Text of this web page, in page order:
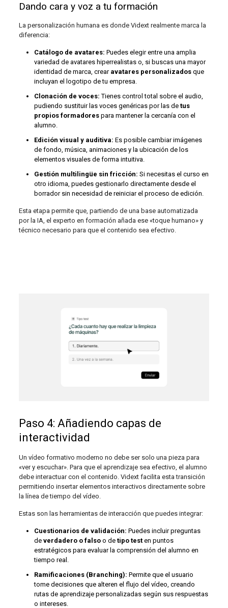
Dando cara y voz a tu formación
La personalización humana es donde Vidext realmente marca la
diferencia:
Catálogo de avatares: Puedes elegir entre una amplia
variedad de avatares hiperrealistas o, si buscas una mayor
identidad de marca, crear avatares personalizadosque
incluyan el logotipo de tu empresa.
Clonación de voces: Tienes control total sobre el audio,
pudiendo sustituir las voces genéricas por las de tus
propios formadorespara mantener la cercanía con el
alumno.
Edición visual y auditiva: Es posible cambiar imágenes
de fondo, música, animaciones y la ubicación de los
elementos visuales de forma intuitiva.
Gestión multilingüe sin fricción: Si necesitas el curso en
otro idioma, puedes gestionarlo directamente desde el
borrador sin necesidad de reiniciar el proceso de edición.
Esta etapa permite que, partiendo de una base automatizada
por la IA, el experto en formación añada ese «toque humano» y
técnico necesario para que el contenido sea efectivo.
Paso 4: Añadiendo capas de
interactividad
Un vídeo formativo moderno no debe ser solo una pieza para
«ver y escuchar». Para que el aprendizaje sea efectivo, el alumno
debe interactuar con el contenido. Vidext facilita esta transición
permitiendo insertar elementos interactivos directamente sobre
la línea de tiempo del vídeo.
Estas son las herramientas de interacción que puedes integrar:
Cuestionarios de validación: Puedes incluir preguntas
de verdadero o falsoo de tipo testen puntos
estratégicos para evaluar la comprensión del alumno en
tiempo real.
Ramificaciones (Branching): Permite que el usuario
tome decisiones que alteren el flujo del vídeo, creando
rutas de aprendizaje personalizadas según sus respuestas
o intereses.